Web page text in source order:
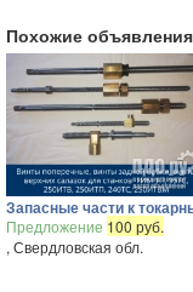
Похожие объявления
Запасные части к
Предложение 100 руб.
, Свердловская обл.